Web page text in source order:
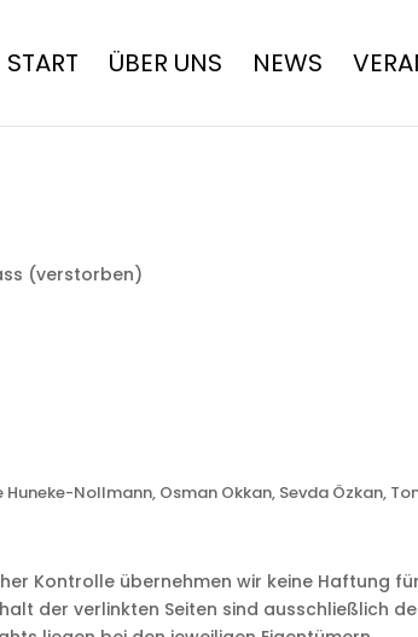
START ÜBER UNS NEWS
(verstorben)
Nollmann, Osman Okkan, Sevda Özkan,
Kontrolle übernehmen wir keine Haftung
der verlinkten Seiten sind ausschließlich